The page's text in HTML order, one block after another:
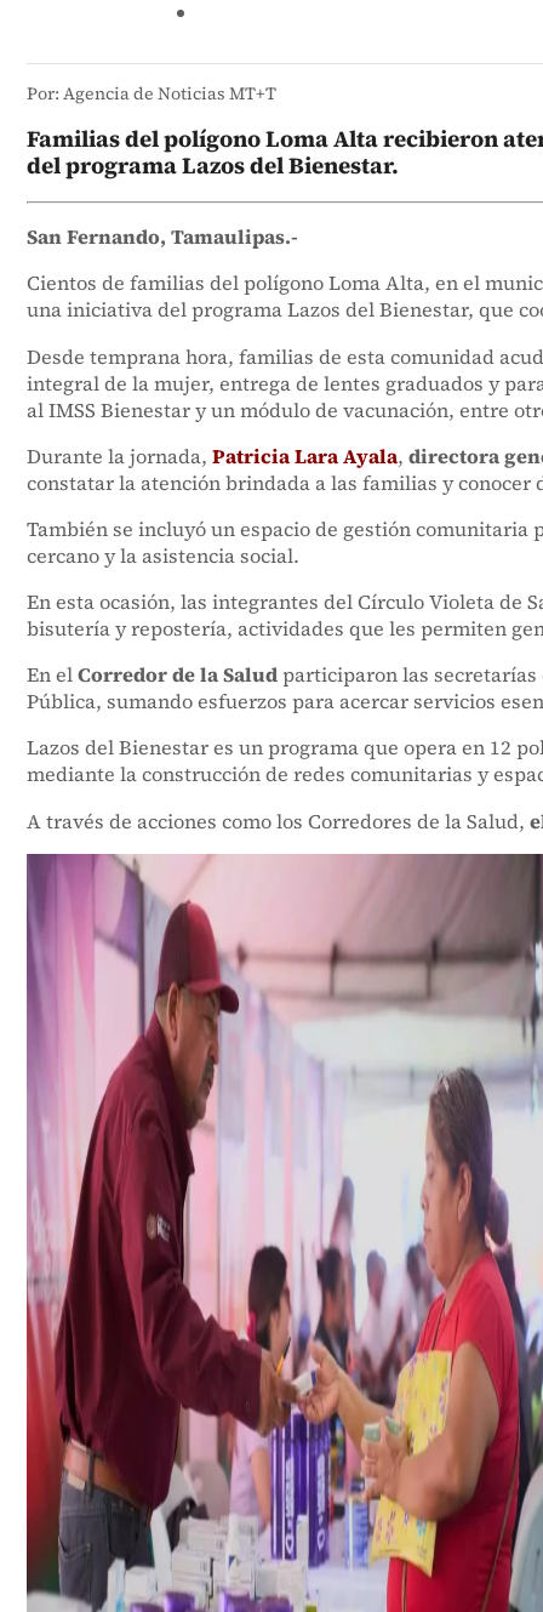
Por: Agencia de Noticias MT+T
Familias del polígono Loma Alta recibieron
del programa Lazos del Bienestar.
San Fernando, Tamaulipas.-
Cientos de familias del polígono Loma Alta, en el
una iniciativa del programa Lazos del Bienestar, que
Desde temprana hora, familias de esta comunidad
integral de la mujer, entrega de lentes graduados y
al IMSS Bienestar y un módulo de vacunación, entre
Durante la jornada, Patricia Lara Ayala, directora
constatar la atención brindada a las familias y
También se incluyó un espacio de gestión
cercano y la asistencia social.
En esta ocasión, las integrantes del Círculo Violeta de
bisutería y repostería, actividades que les permiten
En elCorredor de la Saludparticiparon las secretarías
Pública, sumando esfuerzos para acercar servicios
Lazos del Bienestar es un programa que opera en 12
mediante la construcción de redes comunitarias y
A través de acciones como los Corredores de la Salud,